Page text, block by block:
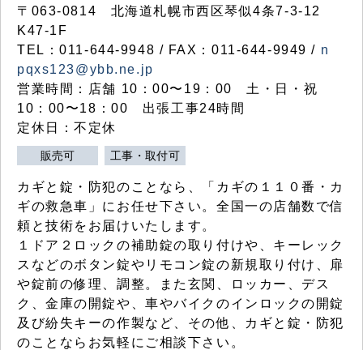
〒063-0814 北海道札幌市西区琴似4条7-3-12
K47-1F
TEL：011-644-9948 / FAX：011-644-9949 / n
pqxs123@ybb.ne.jp
営業時間：店舗 10：00〜19：00 土・日・祝
10：00〜18：00 出張工事24時間
定休日：不定休
販売可 工事・取付可
カギと錠・防犯のことなら、「カギの１１０番・カ
ギの救急車」にお任せ下さい。全国一の店舗数で信
頼と技術をお届けいたします。
１ドア２ロックの補助錠の取り付けや、キーレック
スなどのボタン錠やリモコン錠の新規取り付け、扉
や錠前の修理、調整。また玄関、ロッカー、デス
ク、金庫の開錠や、車やバイクのインロックの開錠
及び紛失キーの作製など、その他、カギと錠・防犯
のことならお気軽にご相談下さい。